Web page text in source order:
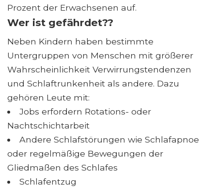
Prozent der Erwachsenen auf.
Wer ist gefährdet??
Neben Kindern haben bestimmte
Untergruppen von Menschen mit größerer
Wahrscheinlichkeit Verwirrungstendenzen
und Schlaftrunkenheit als andere. Dazu
gehören Leute mit:
Jobs erfordern Rotations- oder
Nachtschichtarbeit
Andere Schlafstörungen wie Schlafapnoe
oder regelmäßige Bewegungen der
Gliedmaßen des Schlafes
Schlafentzug